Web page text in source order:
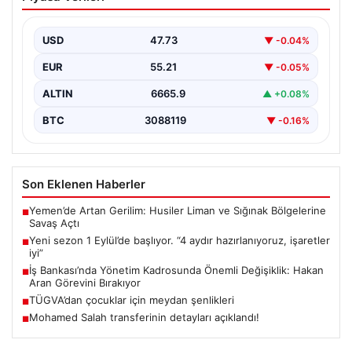
Türkiye’nin köklü finans kuruluşlarından İş Bankası’nda
Genel…
USD 47.73 ▼ -0.04%
EUR 55.21 ▼ -0.05%
ALTIN 6665.9 ▲ +0.08%
BTC 3088119 ▼ -0.16%
Son Eklenen Haberler
■ Yemen’de Artan Gerilim: Husiler Liman ve Sığınak Bölgelerine
Savaş Açtı
■Yeni sezon 1 Eylül’de başlıyor. “4 aydır hazırlanıyoruz, işaretler
iyi”
■İş Bankası’nda Yönetim Kadrosunda Önemli Değişiklik: Hakan
Aran Görevini Bırakıyor
■TÜGVA’dan çocuklar için meydan şenlikleri
Mohamed Salah transferinin detayları açıklandı!
Güncel